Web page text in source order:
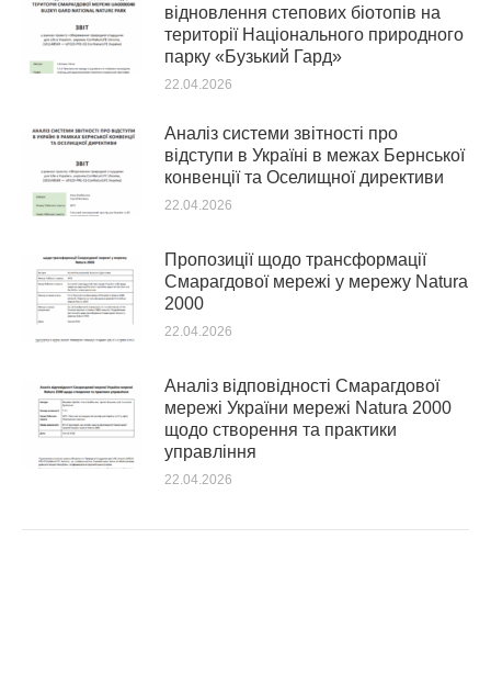
відновлення степових біотопів на
території Національного природного
парку «Бузький Гард»
22.04.2026
Аналіз системи звітності про
відступи в Україні в межах Бернської
конвенції та Оселищної директиви
22.04.2026
Пропозиції щодо трансформації
Смарагдової мережі у мережу Natura
2000
22.04.2026
Аналіз відповідності Смарагдової
мережі України мережі Natura 2000
щодо створення та практики
управління
22.04.2026